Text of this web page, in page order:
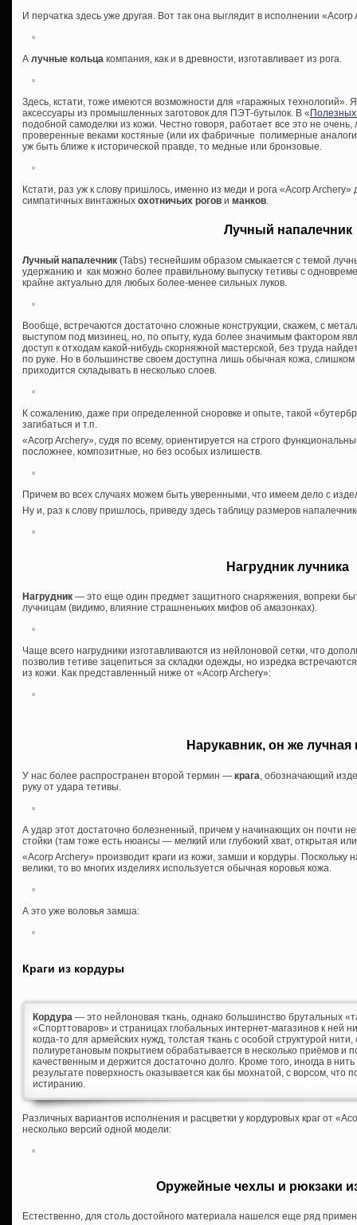
И перчатка здесь уже другая. Вот так она выглядит в исполнении «Acorp
А лучные кольца компания, как и в древности, изготавливает из рога.
Здесь, кстати, тоже имеются возможности для «гаражных технологий».
аксессуары из промышленных заготовок для ПЭТ-бутылок. В «
подобной самоделки из кожи. Честно говоря, работает все это не
проверенные веками костяные (или их фабричные полимерные
уж быть ближе к исторической правде, то медные или бронзовые.
Кстати, раз уж к слову пришлось, именно из меди и рога «Acorp
симпатичных винтажных охотничьих рогов и манков.
Лучный напалечник
Лучный напалечник (Tabs) теснейшим образом смыкается с темой
удержанию и как можно более правильному выпуску тетивы с
крайне актуально для любых более-менее сильных луков.
Вообще, встречаются достаточно сложные конструкции, скажем, с
выступом под мизинец, но, по опыту, куда более значимым фактором
доступ к отходам какой-нибудь скорняжной мастерской, без труда
по руке. Но в большинстве своем доступна лишь обычная кожа,
приходится складывать в несколько слоев.
К сожалению, даже при определенной сноровке и опыте, такой
загибаться и т.п.
«Acorp Archery», судя по всему, ориентируется на строго
посложнее, композитные, но без особых излишеств.
Причем во всех случаях можем быть уверенными, что имеем дело с
Ну и, раз к слову пришлось, приведу здесь таблицу размеров
Нагрудник лучника
Нагрудник — это еще один предмет защитного снаряжения, вопреки
лучницам (видимо, влияние страшненьких мифов об амазонках).
Чаще всего нагрудники изготавливаются из нейлоновой сетки, что
позволив тетиве зацепиться за складки одежды, но изредка
из кожи. Как представленный ниже от «Acorp Archery»:
Нарукавник, он же лучная
У нас более распространен второй термин — крага , обозначающий
руку от удара тетивы.
А удар этот достаточно болезненный, причем у начинающих он почти
стойки (там тоже есть нюансы — мелкий или глубокий хват, открытая
«Acorp Archery» производит краги из кожи, замши и кордуры. Поскольку
велики, то во многих изделиях используется обычная коровья кожа.
А это уже воловья замша:
Краги из кордуры
Кордура — это нейлоновая ткань, однако большинство брутальных
«Спорттоваров» и страницах глобальных интернет-магазинов к ней
когда-то для армейских нужд, толстая ткань с особой структурой
полиуретановым покрытием обрабатывается в несколько приёмов и
качественным и держится достаточно долго. Кроме того, иногда в
результате поверхность оказывается как бы мохнатой, с ворсом, что
истиранию.
Различных вариантов исполнения и расцветки у кордуровых краг от
несколько версий одной модели:
Оружейные чехлы и рюкзаки
Естественно, для столь достойного материала нашелся еще ряд